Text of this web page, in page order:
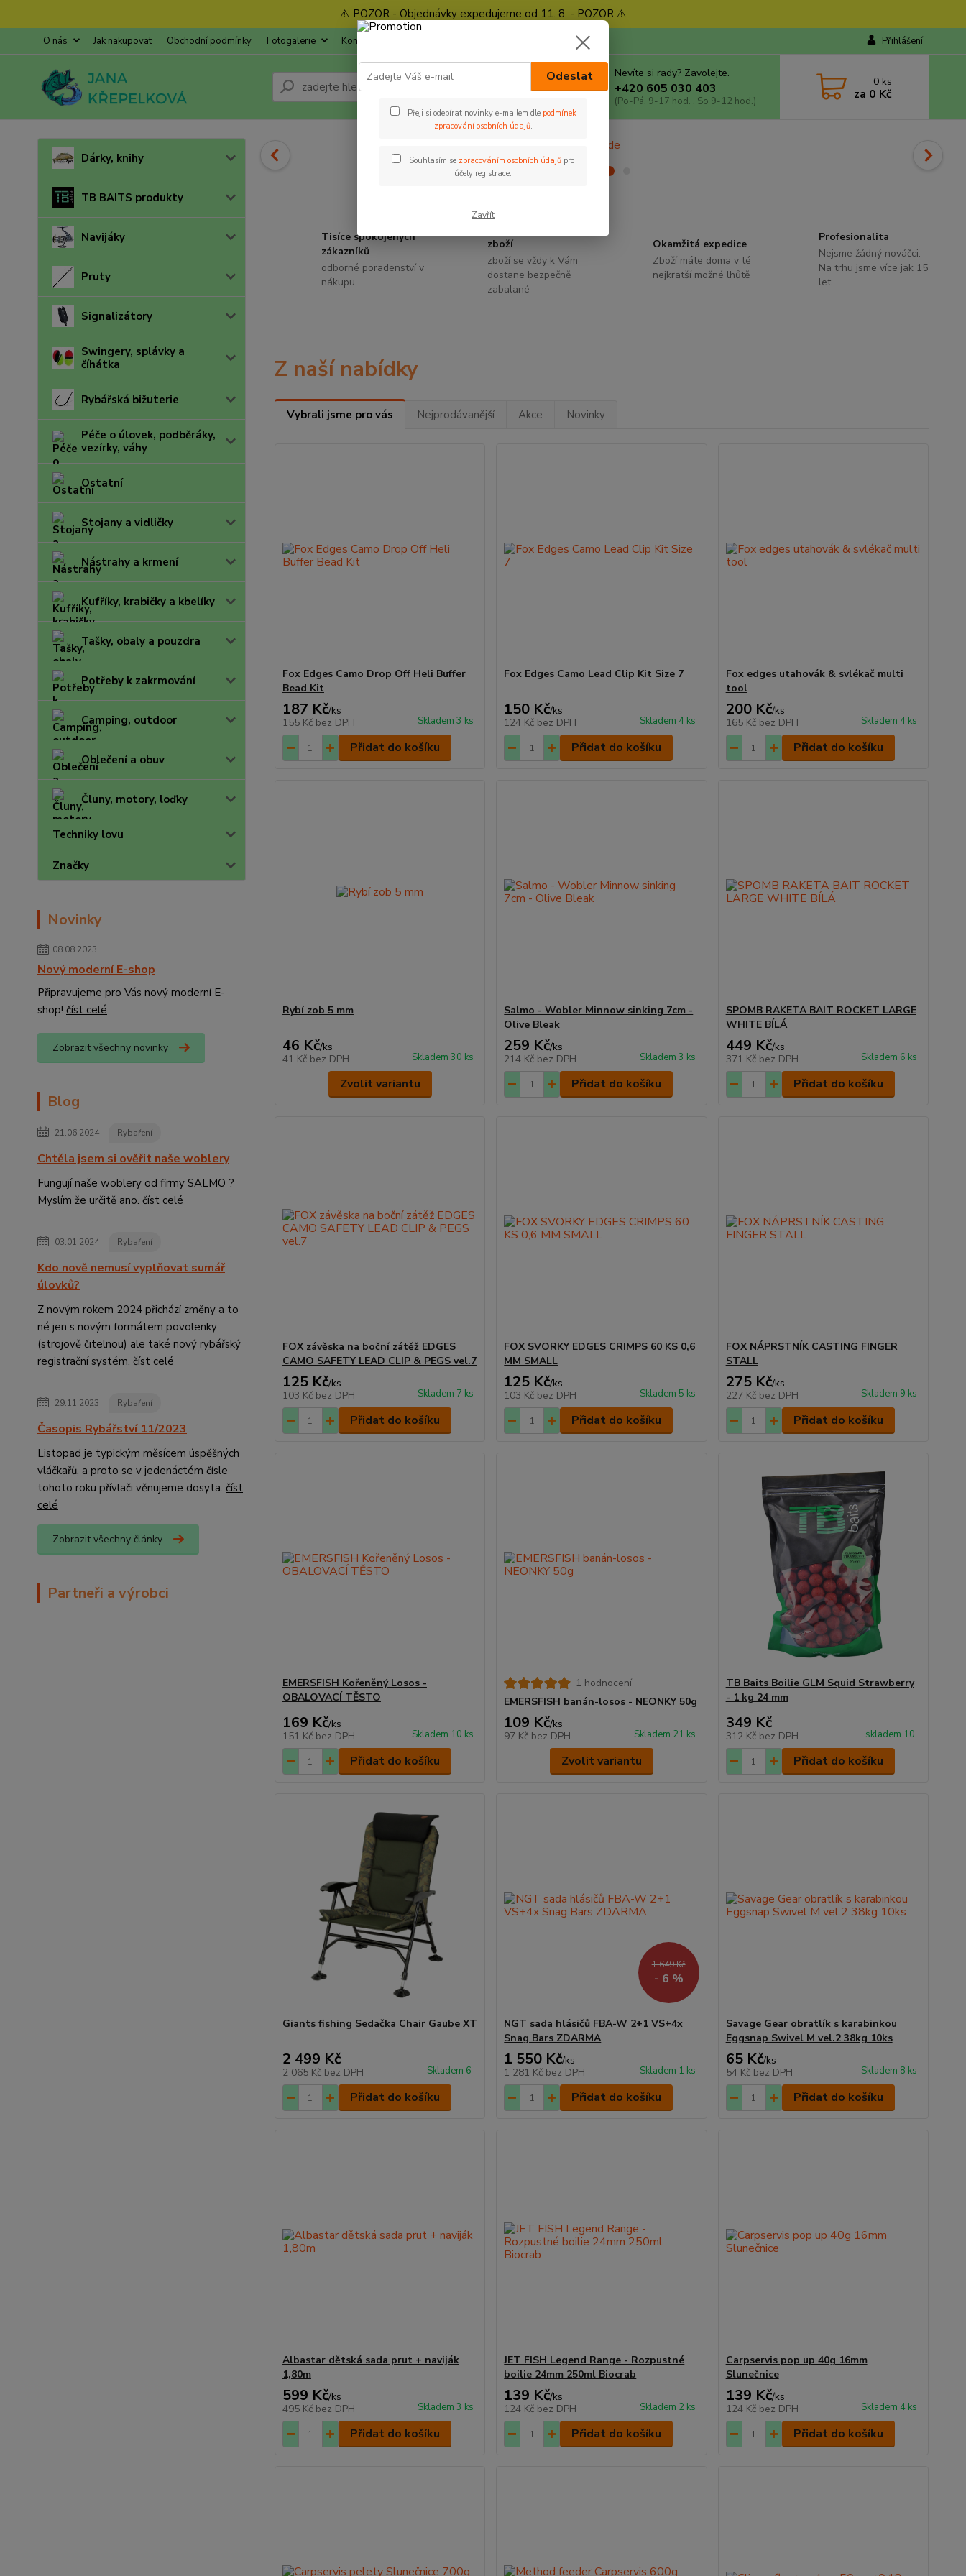
⚠️ POZOR - Objednávky expedujeme od 11. 8. - POZOR ⚠️
O nás Jak nakupovat Obchodní podmínky Fotogalerie Kontakty Přihlášení
Hledat
Nevíte si rady? Zavolejte.
+420 605 030 403
(Po-Pá, 9-17 hod. , So 9-12 hod.)
0 ks
za 0 Kč
Dárky, knihy
TB BAITS produkty
Navijáky
Pruty
Signalizátory
Swingery, splávky a
číhátka
Rybářská bižuterie
Péče o úlovek, podběráky,
vezírky, váhy
Ostatní
Stojany a vidličky
Nástrahy a krmení
Kufříky, krabičky a kbelíky
Tašky, obaly a pouzdra
Potřeby k zakrmování
Camping, outdoor
Oblečení a obuv
Čluny, motory, loďky
Techniky lovu
Značky
Novinky
08.08.2023
Nový moderní E-shop
Připravujeme pro Vás nový moderní E-
shop! číst celé
Zobrazit všechny novinky
Blog
21.06.2024 Rybaření
Chtěla jsem si ověřit naše woblery
Fungují naše woblery od firmy SALMO ?
Myslím že určitě ano. číst celé
03.01.2024 Rybaření
Kdo nově nemusí vyplňovat sumář
úlovků?
Z novým rokem 2024 přichází změny a to
né jen s novým formátem povolenky
(strojově čitelnou) ale také nový rybářský
registrační systém. číst celé
29.11.2023 Rybaření
Časopis Rybářství 11/2023
Listopad je typickým měsícem úspěšných
vláčkařů, a proto se v jedenáctém čísle
tohoto roku přívlači věnujeme dosyta. číst
celé
Zobrazit všechny články
Partneři a výrobci
Tisíce spokojených
zákazníků
odborné poradenství v
nákupu
zboží
zboží se vždy k Vám
dostane bezpečně
zabalané
Okamžitá expedice
Zboží máte doma v té
nejkratší možné lhůtě
Profesionalita
Nejsme žádný nováčci.
Na trhu jsme více jak 15
let.
Z naší nabídky
Vybrali jsme pro vás Nejprodávanější Akce Novinky
Fox Edges Camo Drop Off Heli Buffer
Bead Kit
187 Kč/ks
155 Kč bez DPH Skladem 3 ks
Přidat do košíku
Fox Edges Camo Lead Clip Kit Size 7
150 Kč/ks
124 Kč bez DPH Skladem 4 ks
Přidat do košíku
Fox edges utahovák & svlékač multi
tool
200 Kč/ks
165 Kč bez DPH Skladem 4 ks
Přidat do košíku
Rybí zob 5 mm
46 Kč/ks
41 Kč bez DPH Skladem 30 ks
Zvolit variantu
Salmo - Wobler Minnow sinking 7cm -
Olive Bleak
259 Kč/ks
214 Kč bez DPH Skladem 3 ks
Přidat do košíku
SPOMB RAKETA BAIT ROCKET LARGE
WHITE BÍLÁ
449 Kč/ks
371 Kč bez DPH Skladem 6 ks
Přidat do košíku
FOX závěska na boční zátěž EDGES
CAMO SAFETY LEAD CLIP & PEGS vel.7
125 Kč/ks
103 Kč bez DPH Skladem 7 ks
Přidat do košíku
FOX SVORKY EDGES CRIMPS 60 KS 0,6
MM SMALL
125 Kč/ks
103 Kč bez DPH Skladem 5 ks
Přidat do košíku
FOX NÁPRSTNÍK CASTING FINGER
STALL
275 Kč/ks
227 Kč bez DPH Skladem 9 ks
Přidat do košíku
EMERSFISH Kořeněný Losos -
OBALOVACÍ TĚSTO
169 Kč/ks
151 Kč bez DPH Skladem 10 ks
Přidat do košíku
1 hodnocení
EMERSFISH banán-losos - NEONKY 50g
109 Kč/ks
97 Kč bez DPH Skladem 21 ks
Zvolit variantu
TB Baits Boilie GLM Squid Strawberry
- 1 kg 24 mm
349 Kč
312 Kč bez DPH skladem 10
Přidat do košíku
Giants fishing Sedačka Chair Gaube XT
2 499 Kč
2 065 Kč bez DPH Skladem 6
Přidat do košíku
1 649 Kč
- 6 %
NGT sada hlásičů FBA-W 2+1 VS+4x
Snag Bars ZDARMA
1 550 Kč/ks
1 281 Kč bez DPH Skladem 1 ks
Přidat do košíku
Savage Gear obratlík s karabinkou
Eggsnap Swivel M vel.2 38kg 10ks
65 Kč/ks
54 Kč bez DPH Skladem 8 ks
Přidat do košíku
Albastar dětská sada prut + naviják
1,80m
599 Kč/ks
495 Kč bez DPH Skladem 3 ks
Přidat do košíku
JET FISH Legend Range - Rozpustné
boilie 24mm 250ml Biocrab
139 Kč/ks
124 Kč bez DPH Skladem 2 ks
Přidat do košíku
Carpservis pop up 40g 16mm
Slunečnice
139 Kč/ks
124 Kč bez DPH Skladem 4 ks
Přidat do košíku
Odeslat
Přeji si odebírat novinky e-mailem dle podmínek
zpracování osobních údajů.
Souhlasím se zpracováním osobních údajů pro
účely registrace.
Zavřít